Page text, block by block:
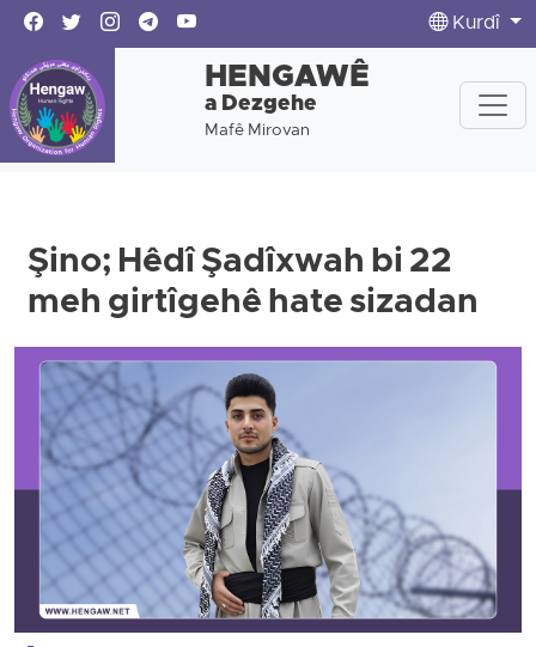
Kurdî
HENGAWÊ
a Dezgehe
Mafê Mirovan
Şino; Hêdî Şadîxwah bi 22
meh girtîgehê hate sizadan